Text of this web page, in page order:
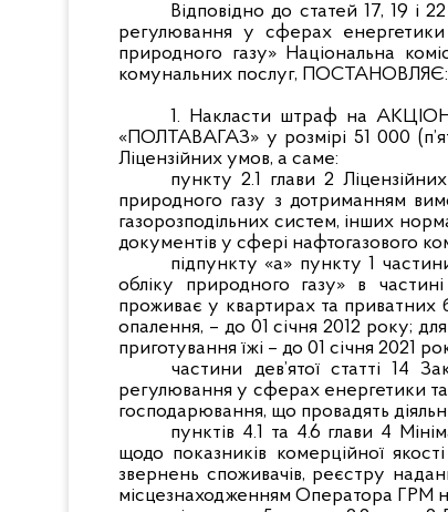
Відповідно до статей 17, 19 і
регулювання у сферах
природного газу» Національна
комунальних послуг, ПОСТАНОВЛЯЄ:
1. Накласти штраф на
«ПОЛТАВАГАЗ» у розмірі 51 000
Ліцензійних умов, а саме:
пункту 2.1 глави 2
природного газу з дотриманням
газорозподільних систем, інших
документів у сфері нафтогазового
підпункту «а» пункту 1
обліку природного газу» в
проживає у квартирах та приватних
опалення, – до 01 січня 2012 року;
приготування їжі – до 01 січня 2021
частини дев’ятої статті 14
регулювання у сферах енергетики та
господарювання, що провадять
пунктів 4.1 та 4.6 глави 4
щодо показників комерційної
звернень споживачів, реєстру
місцезнаходженням Оператора ГРМ не